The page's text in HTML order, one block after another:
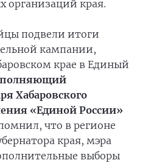
организаций края.
подвели итоги
кампании,
крае в Единый
Хабаровского
«Единой России»
что в регионе
края, мэра
выборы